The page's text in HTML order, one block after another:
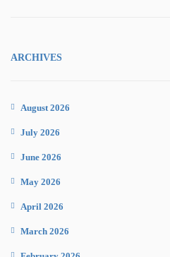
ARCHIVES
August 2026
July 2026
June 2026
May 2026
April 2026
March 2026